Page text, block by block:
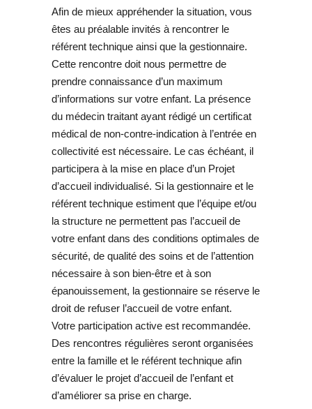
Afin de mieux appréhender la situation, vous
êtes au préalable invités à rencontrer le
référent technique ainsi que la gestionnaire.
Cette rencontre doit nous permettre de
prendre connaissance d’un maximum
d’informations sur votre enfant. La présence
du médecin traitant ayant rédigé un certificat
médical de non-contre-indication à l’entrée en
collectivité est nécessaire. Le cas échéant, il
participera à la mise en place d’un Projet
d’accueil individualisé. Si la gestionnaire et le
référent technique estiment que l’équipe et/ou
la structure ne permettent pas l’accueil de
votre enfant dans des conditions optimales de
sécurité, de qualité des soins et de l’attention
nécessaire à son bien-être et à son
épanouissement, la gestionnaire se réserve le
droit de refuser l’accueil de votre enfant.
Votre participation active est recommandée.
Des rencontres régulières seront organisées
entre la famille et le référent technique afin
d’évaluer le projet d’accueil de l’enfant et
d’améliorer sa prise en charge.